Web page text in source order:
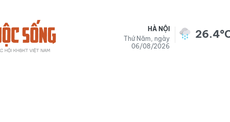
HÀ NỘI
Thứ Năm, ngày
06/08/2026